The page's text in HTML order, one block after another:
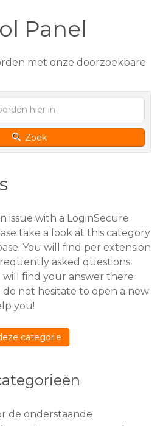
Panel
met onze doorzoekbare
Zoek
issue with a LoginSecure
take a look at this category
You will find per extension
asked questions
find your answer there
not hesitate to open a new
you!
categorie
de onderstaande